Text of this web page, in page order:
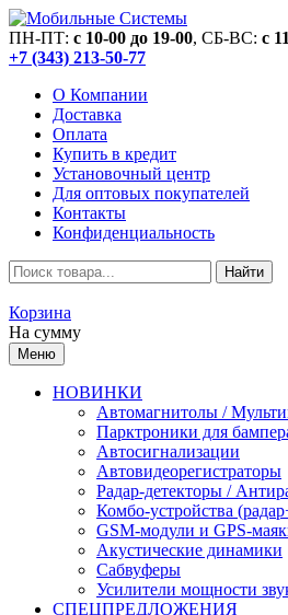
ПН-ПТ: c 10-00 до 19-00, СБ-ВС: c
+7 (343) 213-50-77
О Компании
Доставка
Оплата
Купить в кредит
Установочный центр
Для оптовых покупателей
Контакты
Конфиденциальность
Найти
Корзина
На сумму
Меню
НОВИНКИ
Автомагнитолы /
Парктроники для
Автосигнализации
Автовидеорегистраторы
Радар-детекторы /
Комбо-устройства
GSM-модули и GPS-
Акустические динамики
Сабвуферы
Усилители мощности
СПЕЦПРЕДЛОЖЕНИЯ